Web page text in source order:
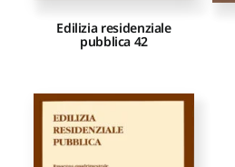
Edilizia residenziale
pubblica 42